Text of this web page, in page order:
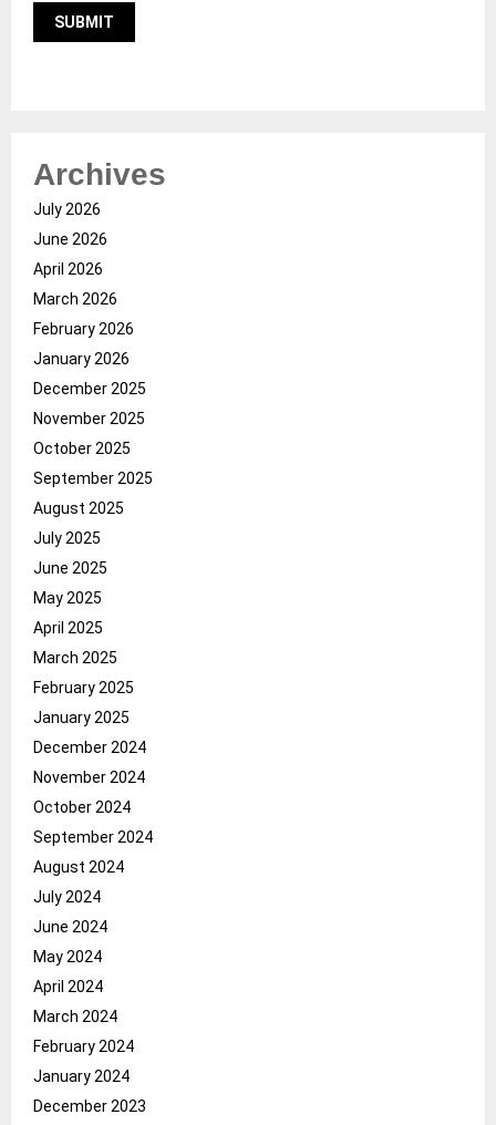
Archives
July 2026
June 2026
April 2026
March 2026
February 2026
January 2026
December 2025
November 2025
October 2025
September 2025
August 2025
July 2025
June 2025
May 2025
April 2025
March 2025
February 2025
January 2025
December 2024
November 2024
October 2024
September 2024
August 2024
July 2024
June 2024
May 2024
April 2024
March 2024
February 2024
January 2024
December 2023